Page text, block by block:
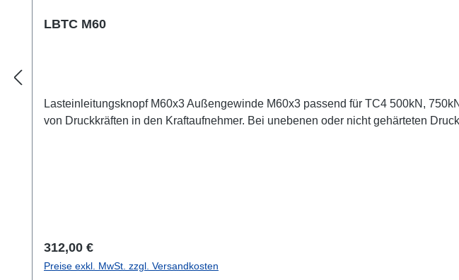
LBTC M60
Lasteinleitungsknopf M60x3 Außengewinde M60x3 passend für TC4 500kN,
von Druckkräften in den Kraftaufnehmer. Bei unebenen oder nicht gehärteten
Regulärer Preis:
312,00 €
Preise exkl. MwSt. zzgl. Versandkosten